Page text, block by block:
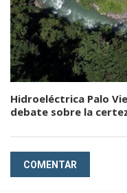
Hidroeléctrica Palo
debate sobre la
COMENTAR